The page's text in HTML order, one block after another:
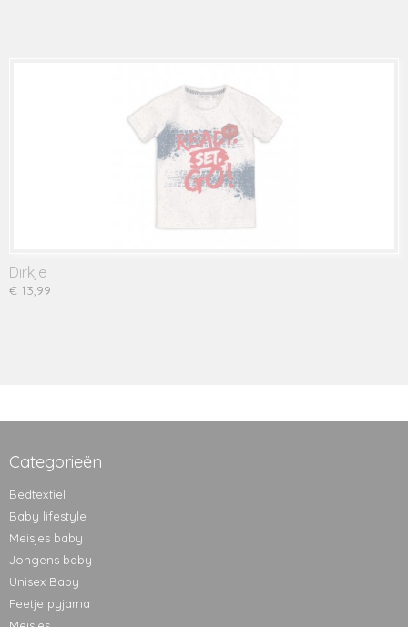
Dirkje
€ 13,99
Categorieën
Bedtextiel
Baby lifestyle
Meisjes baby
Jongens baby
Unisex Baby
Feetje pyjama